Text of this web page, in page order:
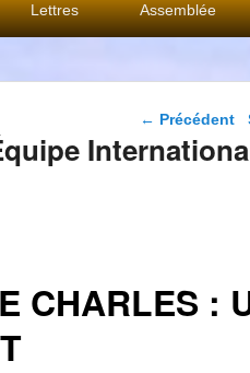
Lettres Assemblée
← Précédent
CHARLES :